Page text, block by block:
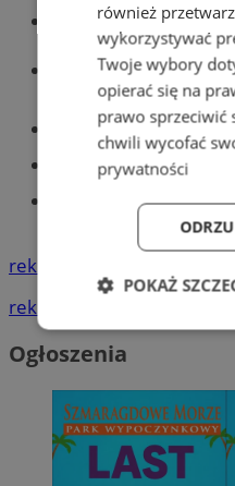
Wiadomości
Wiadomości
Części
Tworzenie
Znajdź
reklama
reklama
Ogłoszenia
również
wykorzystywać
Twoje wybory
opierać się na
prawo sprzeciwić
chwili wycofać
prywatności
POKAŻ
Niezbędne